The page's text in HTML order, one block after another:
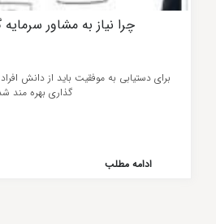
چرا نیاز به مشاور
برای دستیابی به موفقیت باید از دانش
گذاری بهره مند
ادامه مطلب